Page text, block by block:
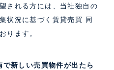
される方には、当社独自の
状況に基づく 賃貸売買 同
ります。
新しい売買物件が出たら